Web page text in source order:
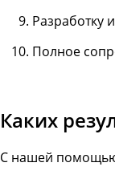
Разработку
Полное
Каких
С нашей